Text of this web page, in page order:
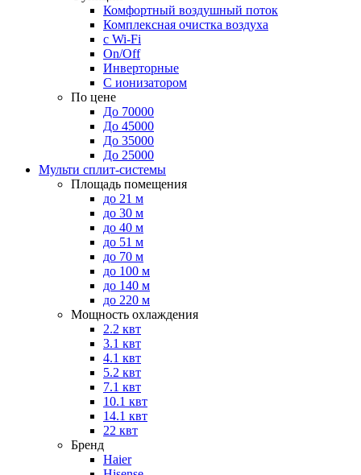
Комфортный воздушный поток
Комплексная очистка воздуха
с Wi-Fi
On/Off
Инверторные
С ионизатором
По цене
До 70000
До 45000
До 35000
До 25000
Мульти сплит-системы
Площадь помещения
до 21 м
до 30 м
до 40 м
до 51 м
до 70 м
до 100 м
до 140 м
до 220 м
Мощность охлаждения
2.2 квт
3.1 квт
4.1 квт
5.2 квт
7.1 квт
10.1 квт
14.1 квт
22 квт
Бренд
Haier